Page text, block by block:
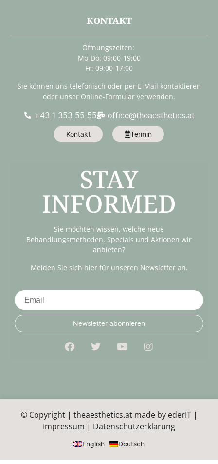
KONTAKT
Öffnungszeiten:
Mo-Do: 09:00-19:00
Fr: 09:00-17:00
Sie können uns telefonisch oder per E-Mail kontaktieren
oder unser Online-Formular verwenden.
+43 1 353 55 55 office@theaesthetics.at
Kontakt Termin
STAY
INFORMED
Sie möchten wissen, welche neue
Behandlungsmethoden, Specials und Aktionen wir
anbieten?
Melden Sie sich hier für unseren Newsletter an.
Newsletter abonnieren
© Copyright | theaesthetics.at made by ederIT|
Impressum | Datenschutzerklärung
English Deutsch